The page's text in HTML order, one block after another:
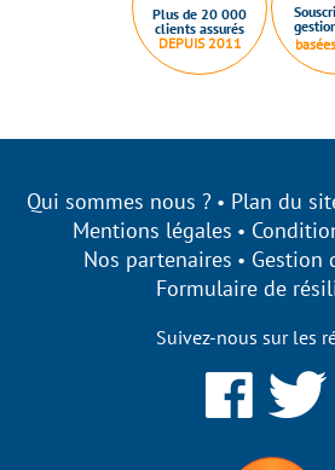
Plus de 20 000
clients assurés
DEPUIS 2011
Qui sommes nous ? Plan du
Mentions légales
Nos partenaires
Gestion
Formulaire de
Suivez-nous sur les